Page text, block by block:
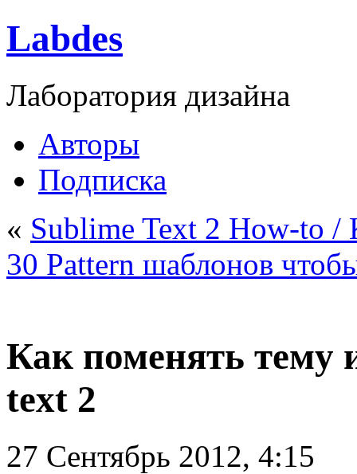
Labdes
Лаборатория дизайна
Авторы
Подписка
« Sublime Text 2 How-to /
30 Pattern шаблонов
Как поменять тему
text 2
27 Сентябрь 2012, 4:15